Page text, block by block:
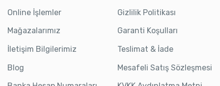
Online İşlemler
Mağazalarımız
İletişim Bilgilerimiz
Blog
Gizlilik Politikası
Garanti Koşulları
Teslimat & İade
Mesafeli Satış Sözleşmesi